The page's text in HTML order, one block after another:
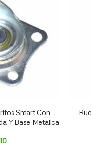
Smart Con
Y Base Metálica